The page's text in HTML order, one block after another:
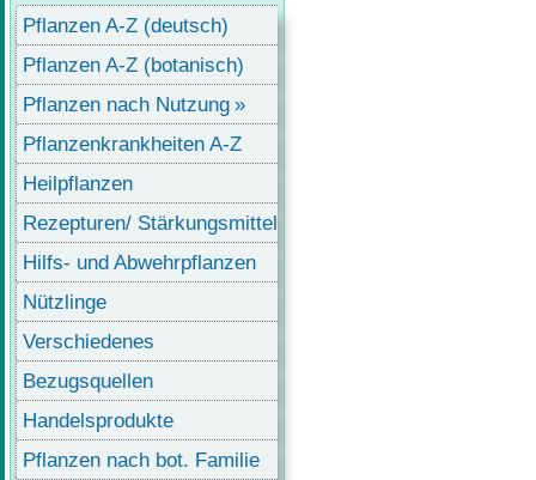
Pflanzen A-Z (deutsch)
Pflanzen A-Z (botanisch)
Pflanzen nach Nutzung
Pflanzenkrankheiten A-Z
Heilpflanzen
Rezepturen/ Stärkungsmittel
Hilfs- und Abwehrpflanzen
Nützlinge
Verschiedenes
Bezugsquellen
Handelsprodukte
Pflanzen nach bot. Familie